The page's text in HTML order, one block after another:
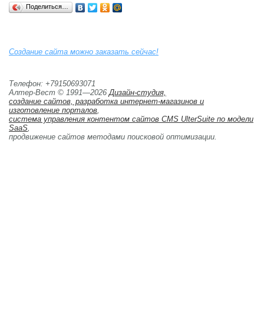
Поделиться…
Создание сайта можно заказать сейчас!
Телефон: +79150693071
Алтер-Вест © 1991—2026Дизайн-студия,
создание сайтов, разработка интернет-магазинов и
изготовление порталов,
система управления контентом сайтов CMS UlterSuite по модели
SaaS,
продвижение сайтов методами поисковой оптимизации.